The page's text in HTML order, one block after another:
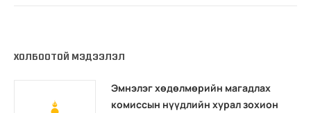
ХОЛБООТОЙ МЭДЭЭЛЭЛ
Эмнэлэг хөдөлмөрийн магадлах
комиссын нүүдлийн хурал зохион